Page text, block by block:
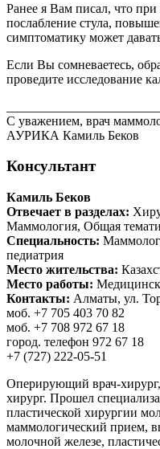
Ранее я Вам писал, что
послабление стула,
симптоматику может
Если Вы сомневаетесь,
проведите исследование
С уважением, врач
АУРИКА Камиль Беков
Консультант
Камиль Беков
Отвечает в разделах:
Маммология, Oбщая
Специальность:
педиатрия
Место жительства:
Место работы:
Контакты: Алматы, ул.
моб. +7 705 403 70 82
моб. +7 708 972 67 18
город. телефон 972 67 18
+7 (727) 222-05-51
Оперирующий врач-
хирург. Прошел
пластической хирургии
маммологический прием,
молочной железе,